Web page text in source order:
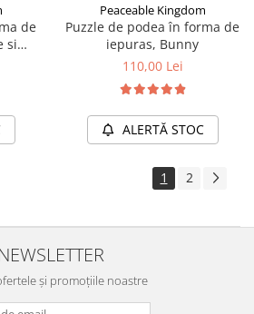
de
si
Peaceable Kingdom
Puzzle de podea în forma de
iepuras, Bunny
110,00 Lei
ALERTĂ STOC
1 2
NEWSLETTER
și promoțiile noastre